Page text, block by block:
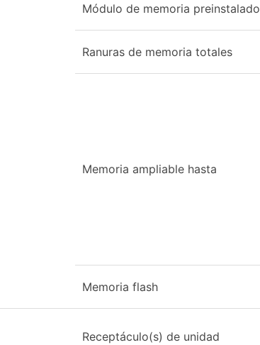
Módulo de memoria preinstalado
Ranuras de memoria totales
Memoria ampliable hasta
Memoria flash
Receptáculo(s) de unidad